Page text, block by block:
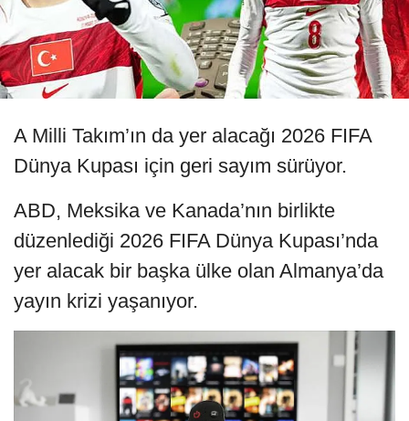
A Milli Takım’ın da yer alacağı 2026 FIFA
Dünya Kupası için geri sayım sürüyor.
ABD, Meksika ve Kanada’nın birlikte
düzenlediği 2026 FIFA Dünya Kupası’nda
yer alacak bir başka ülke olan Almanya’da
yayın krizi yaşanıyor.